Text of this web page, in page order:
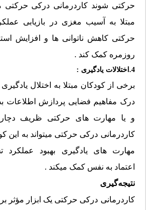
حرکتی شوند کاردرمانی درکی حرکتی
مبتلا به آسیب مغزی در بازیابی
حرکتی کاهش ناتوانی ها و افزایش
روزمره کمک کند .
4.اختلالات یادگیری :
برخی از کودکان مبتلا به اختلال
درک مفاهیم فضایی پردازش اطلاعات
و یا مهارت های حرکتی ظریف
کاردرمانی درکی حرکتی میتواند به این
مهارت های یادگیری بهبود عملکرد
اعتماد به نفس کمک میکند .
نتیجه‌گیری
کاردرمانی درکی حرکتی یک ابزار مؤثر